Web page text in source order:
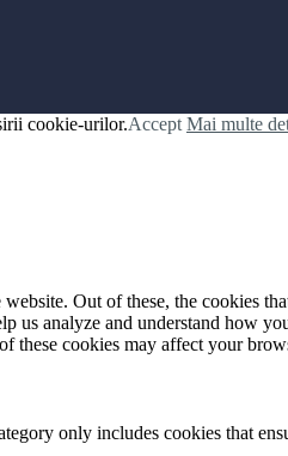
cookie-urilor.Accept Mai multe
Out of these, the cookies
us analyze and understand how
these cookies may affect your
only includes cookies that